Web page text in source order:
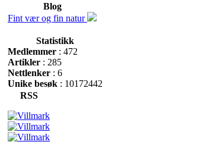
Blog
Fint vær og fin natur
Statistikk
Medlemmer : 472
Artikler : 285
Nettlenker : 6
Unike besøk : 10172442
RSS